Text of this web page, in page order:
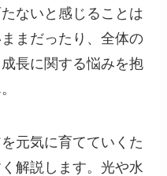
ないと感じることは
まだったり、全体の
長に関する悩みを抱
元気に育てていくた
解説します。光や水